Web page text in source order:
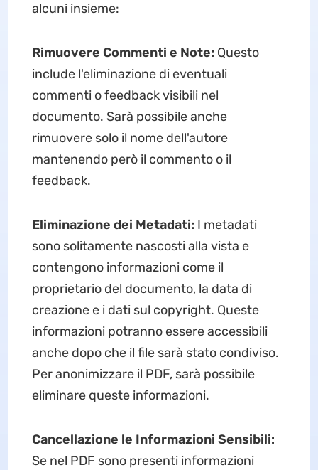
alcuni insieme:
Rimuovere Commenti e Note: Questo
include l'eliminazione di eventuali
commenti o feedback visibili nel
documento. Sarà possibile anche
rimuovere solo il nome dell'autore
mantenendo però il commento o il
feedback.
Eliminazione dei Metadati: I metadati
sono solitamente nascosti alla vista e
contengono informazioni come il
proprietario del documento, la data di
creazione e i dati sul copyright. Queste
informazioni potranno essere accessibili
anche dopo che il file sarà stato condiviso.
Per anonimizzare il PDF, sarà possibile
eliminare queste informazioni.
Cancellazione le Informazioni Sensibili:
Se nel PDF sono presenti informazioni